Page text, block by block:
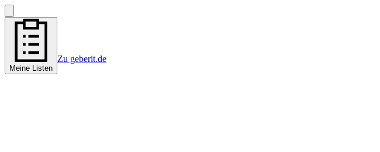
Meine Listen
Zu geberit.de